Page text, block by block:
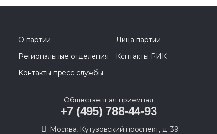
О партии
Лица партии
Региональные отделения
Контакты РИК
Контакты пресс-службы
Общественная приемная
+7 (495) 788-44-93
Москва, Кутузовский проспект, д. 39